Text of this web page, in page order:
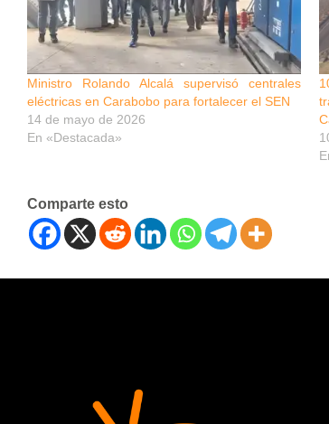
Ministro Rolando Alcalá supervisó centrales
eléctricas en Carabobo para fortalecer el SEN
14 de mayo de 2026
En «Destacada»
Comparte esto